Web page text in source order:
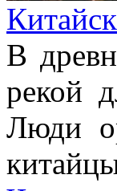
В
рекой
Люди